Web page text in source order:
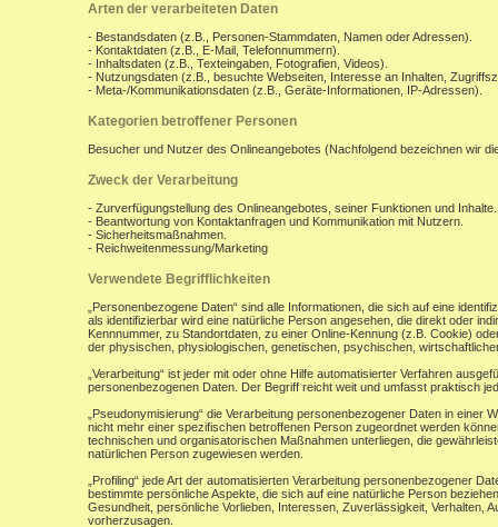
Arten der verarbeiteten Daten
- Bestandsdaten (z.B., Personen-Stammdaten, Namen oder Adressen).
- Kontaktdaten (z.B., E-Mail, Telefonnummern).
- Inhaltsdaten (z.B., Texteingaben, Fotografien, Videos).
- Nutzungsdaten (z.B., besuchte Webseiten, Interesse an Inhalten,
- Meta-/Kommunikationsdaten (z.B., Geräte-Informationen, IP-Adressen).
Kategorien betroffener Personen
Besucher und Nutzer des Onlineangebotes (Nachfolgend bezeichnen wir
Zweck der Verarbeitung
- Zurverfügungstellung des Onlineangebotes, seiner Funktionen und Inhalte.
- Beantwortung von Kontaktanfragen und Kommunikation mit Nutzern.
- Sicherheitsmaßnahmen.
- Reichweitenmessung/Marketing
Verwendete Begrifflichkeiten
„Personenbezogene Daten“ sind alle Informationen, die sich auf eine
als identifizierbar wird eine natürliche Person angesehen, die direkt oder
Kennnummer, zu Standortdaten, zu einer Online-Kennung (z.B. Cookie)
der physischen, physiologischen, genetischen, psychischen,
„Verarbeitung“ ist jeder mit oder ohne Hilfe automatisierter Verfahren
personenbezogenen Daten. Der Begriff reicht weit und umfasst praktisch
„Pseudonymisierung“ die Verarbeitung personenbezogener Daten in
nicht mehr einer spezifischen betroffenen Person zugeordnet werden
technischen und organisatorischen Maßnahmen unterliegen, die
natürlichen Person zugewiesen werden.
„Profiling“ jede Art der automatisierten Verarbeitung personenbezogener
bestimmte persönliche Aspekte, die sich auf eine natürliche Person
Gesundheit, persönliche Vorlieben, Interessen, Zuverlässigkeit, Verhalten,
vorherzusagen.